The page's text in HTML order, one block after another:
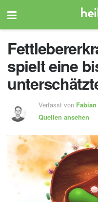
spielt eine
Verfasst von
Quellen ansehen